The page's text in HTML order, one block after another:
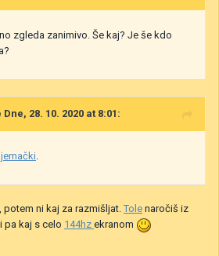
zgleda zanimivo. Še kaj? Je še kdo
Dne, 28. 10. 2020 at 8:01:
.
potem ni kaj za razmišljat.Tole naročiš iz
pa kaj s celo 144hz ekranom